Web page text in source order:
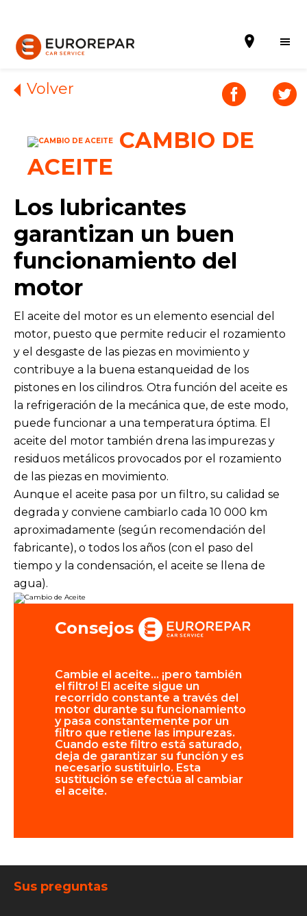
Solicitar una cita
La Marca
Gama Eurorepar
Nuestra Actualidad
Promociones
La red EUROREPAR CAR SERVICE
Nuestras prestaciones
Contáctenos
Todos los talleres
Incorporarse a la red
Volver
CAMBIO DE
ACEITE
Los lubricantes
garantizan un buen
funcionamiento del
motor
El aceite del motor es un elemento esencial del
motor, puesto que permite reducir el rozamiento
y el desgaste de las piezas en movimiento y
contribuye a la buena estanqueidad de los
pistones en los cilindros. Otra función del aceite es
la refrigeración de la mecánica que, de este modo,
puede funcionar a una temperatura óptima. El
aceite del motor también drena las impurezas y
residuos metálicos provocados por el rozamiento
de las piezas en movimiento.
Aunque el aceite pasa por un filtro, su calidad se
degrada y conviene cambiarlo cada 10 000 km
aproximadamente (según recomendación del
fabricante), o todos los años (con el paso del
tiempo y la condensación, el aceite se llena de
agua).
Consejos
Cambie el aceite… ¡pero también
el filtro! El aceite sigue un
recorrido constante a través del
motor durante su funcionamiento
y pasa constantemente por un
filtro que retiene las impurezas.
Cuando este filtro está saturado,
deja de garantizar su función y es
necesario sustituirlo. Esta
sustitución se efectúa al cambiar
el aceite.
Sus preguntas